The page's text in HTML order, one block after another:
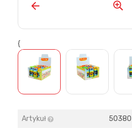
{
Artykuł 50380